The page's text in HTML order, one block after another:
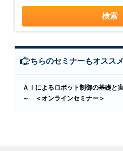
こちらのセミナーもオススメ
ＡＩによるロボット制御の基礎
～ ＜オンラインセミナー＞